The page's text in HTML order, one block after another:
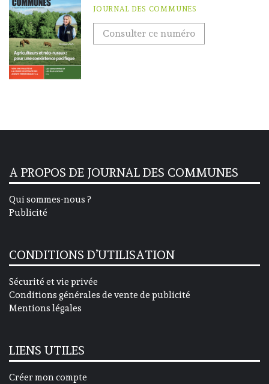
JOURNAL DES COMMUNES
Consulter ce numéro
A PROPOS DE JOURNAL DES COMMUNES
Qui sommes-nous ?
Publicité
CONDITIONS D’UTILISATION
Sécurité et vie privée
Conditions générales de vente de publicité
Mentions légales
LIENS UTILES
Créer mon compte